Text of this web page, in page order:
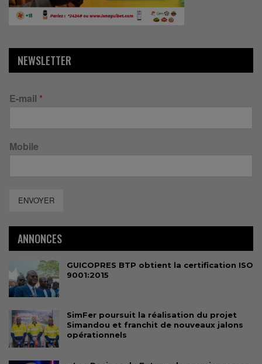
NEWSLETTER
E-mail *
Mobile
ENVOYER
ANNONCES
GUICOPRES BTP obtient la certification ISO
9001:2015
SimFer poursuit la réalisation du projet
Simandou et franchit de nouveaux jalons
opérationnels